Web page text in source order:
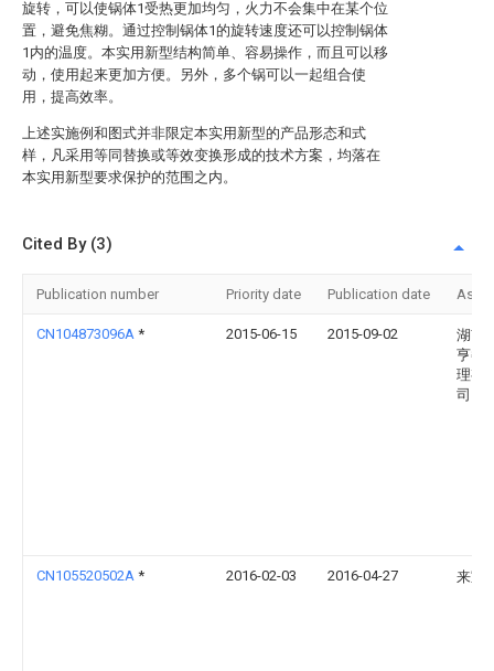
旋转，可以使锅体1受热更加均匀，火力不会集中在某个位
置，避免焦糊。通过控制锅体1的旋转速度还可以控制锅体
1内的温度。本实用新型结构简单、容易操作，而且可以移
动，使用起来更加方便。另外，多个锅可以一起组合使
用，提高效率。
上述实施例和图式并非限定本实用新型的产品形态和式
样，凡采用等同替换或等效变换形成的技术方案，均落在
本实用新型要求保护的范围之内。
Cited By (3)
Publication number Priority date Publication date
CN104873096A * 2015-06-15 2015-09-02
湖南
亨餐
理有
司
CN105520502A * 2016-02-03 2016-04-27 来宝